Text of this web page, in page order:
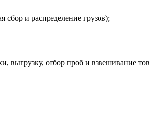
и распределение грузов);
выгрузку, отбор проб и взвешивание